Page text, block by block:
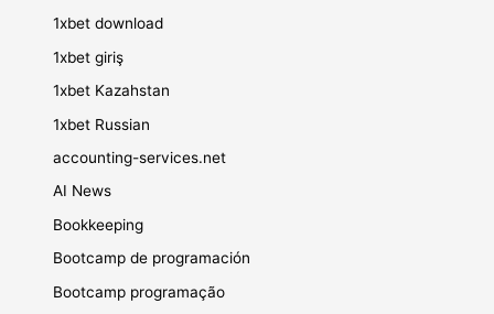
1xbet download
1xbet giriş
1xbet Kazahstan
1xbet Russian
accounting-services.net
AI News
Bookkeeping
Bootcamp de programación
Bootcamp programação